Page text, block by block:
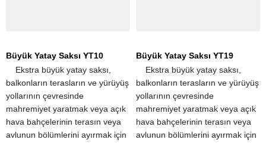
Büyük Yatay Saksı YT10
​ ​ ​ ​ Ekstra büyük yatay saksı,
balkonların terasların ve yürüyüş
yollarının çevresinde
mahremiyet yaratmak veya açık
hava bahçelerinin terasın veya
avlunun bölümlerini ayırmak için
Büyük Yatay Saksı YT19
​ ​ ​ ​ Ekstra büyük yatay saksı,
balkonların terasların ve yürüyüş
yollarının çevresinde
mahremiyet yaratmak veya açık
hava bahçelerinin terasın veya
avlunun bölümlerini ayırmak için